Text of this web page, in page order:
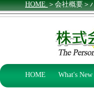
HOME＞会社概要＞
HOME What's New